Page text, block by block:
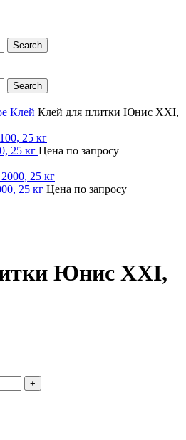
Search
Search
Клей Клей для плитки Юнис XXI,
25 кг Цена по запросу
25 кг Цена по запросу
Юнис XXI,